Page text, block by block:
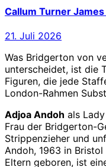
Callum Turner
21. Juli 2026
Was Bridgerton von
unterscheidet, ist die
Figuren, die jede
London-Rahmen
Adjoa Andoh als
Frau der Bridgerton-
Strippenzieher und
Andoh, 1963 in
Eltern geboren, ist